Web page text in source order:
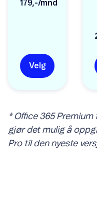
179,-/mnd
Velg
* Office 365
gjør det mulig å
Pro til den nyeste